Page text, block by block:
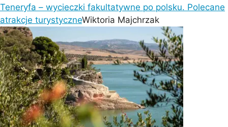
Teneryfa – wycieczki fakultatywne po polsku. Polecane
atrakcje turystyczneWiktoria Majchrzak